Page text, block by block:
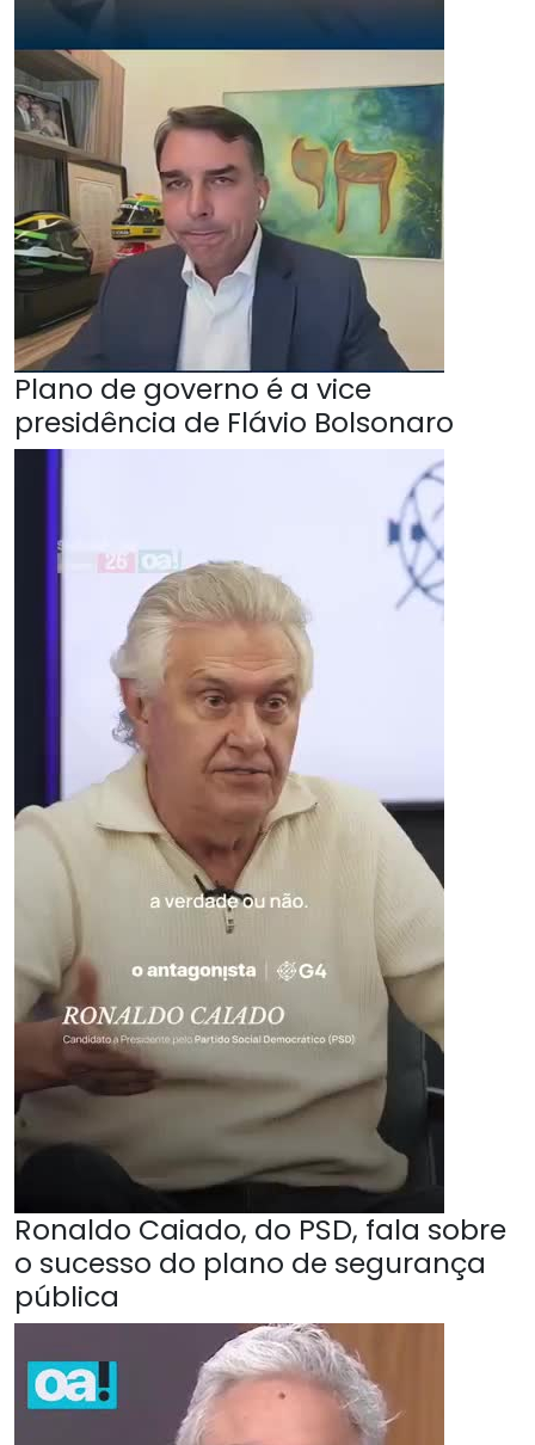
Plano de governo é a vice
presidência de Flávio Bolsonaro
Ronaldo Caiado, do PSD, fala sobre
o sucesso do plano de segurança
pública